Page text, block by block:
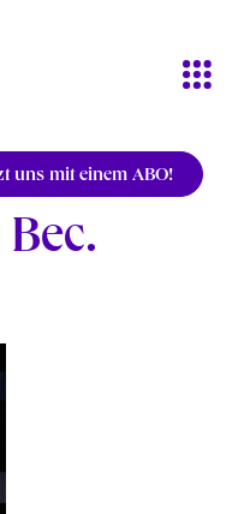
uns mit einem ABO!